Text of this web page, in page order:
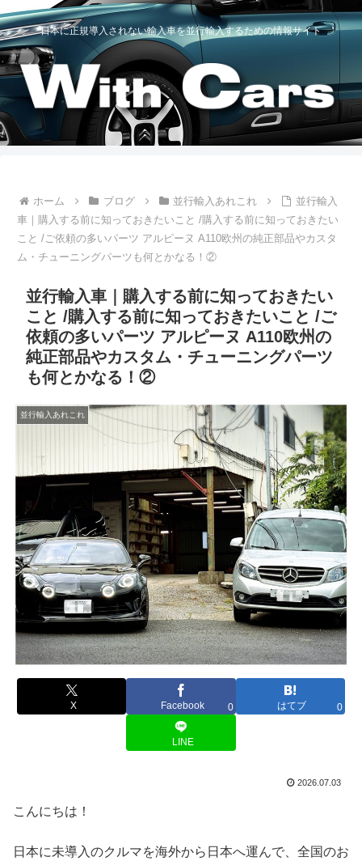
日本に正規導入されない輸入車を並行輸入するための情報サイト
ホーム ブログ 並行輸入あれこれ
並行輸入
車｜購入する前に知っておきたいこと /購入する前に知っておきたい
こと /ご依頼の多いパーツ アルピーヌ A110欧州の純正部品やカスタ
ム・チューニングパーツも何とかなる！②
並行輸入車｜購入する前に知っておきたい
こと /購入する前に知っておきたいこと /ご
依頼の多いパーツ アルピーヌ A110欧州の
純正部品やカスタム・チューニングパーツ
も何とかなる！②
並行輸入あれこれ
X Facebook 0 はてブ 0
LINE
2026.07.03
こんにちは！
日本に未導入のクルマを海外から日本へ運んで、全国のお